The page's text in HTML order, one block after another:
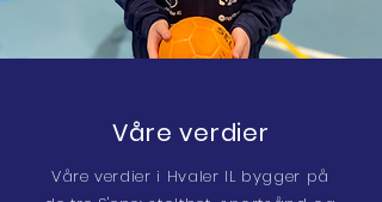
Våre verdier
Våre verdier i Hvaler IL bygger på